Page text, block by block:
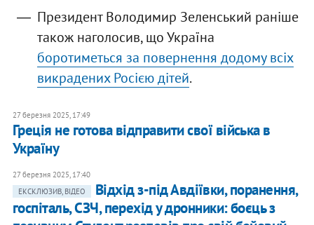
Президент Володимир Зеленський раніше
також наголосив, що Україна
боротиметься за повернення додому всіх
викрадених Росією дітей.
27 березня 2025, 17:49
Греція не готова відправити свої війська в
Україну
27 березня 2025, 17:40
ЕКСКЛЮЗИВ, ВІДЕО
Відхід з-під Авдіївки, поранення,
госпіталь, СЗЧ, перехід у дронники: боєць з